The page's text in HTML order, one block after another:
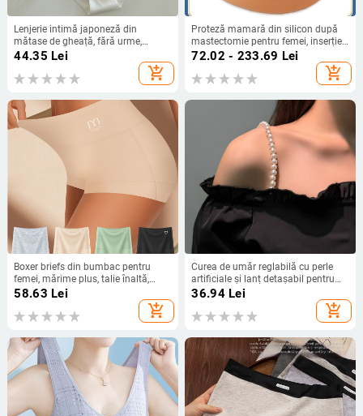
Lenjerie intimă japoneză din
mătase de gheață, fără urme,
pentru femei, sexy, cu jumătate de
tanga, bomboane de dud din
mătase, chiloți cu talie joasă între
44.35 Lei
add_shopping_cart
Proteză mamară din silicon după
mastectomie pentru femei, inserție
pentru sutien
72.02 - 233.69 Lei
add_shopping_cart
Boxer briefs din bumbac pentru
femei, mărime plus, talie înaltă,
culoare solidă, respirante și
confortabile, fără transparență
58.63 Lei
add_shopping_cart
Curea de umăr reglabilă cu perle
artificiale și lanț detașabil pentru
haine de exterior (ST250207)
36.94Lei
add_shopping_cart